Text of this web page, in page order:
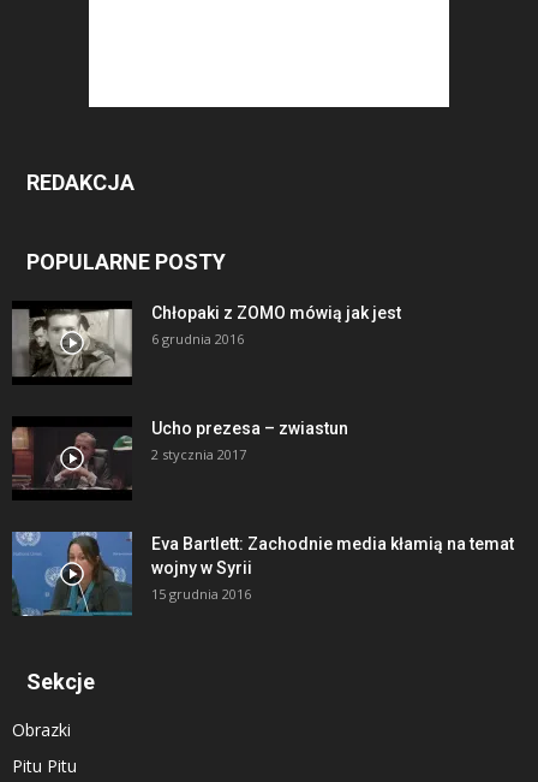
REDAKCJA
POPULARNE POSTY
Chłopaki z ZOMO mówią jak jest
6 grudnia 2016
Ucho prezesa – zwiastun
2 stycznia 2017
Eva Bartlett: Zachodnie media kłamią na temat
wojny w Syrii
15 grudnia 2016
Sekcje
Obrazki
Pitu Pitu